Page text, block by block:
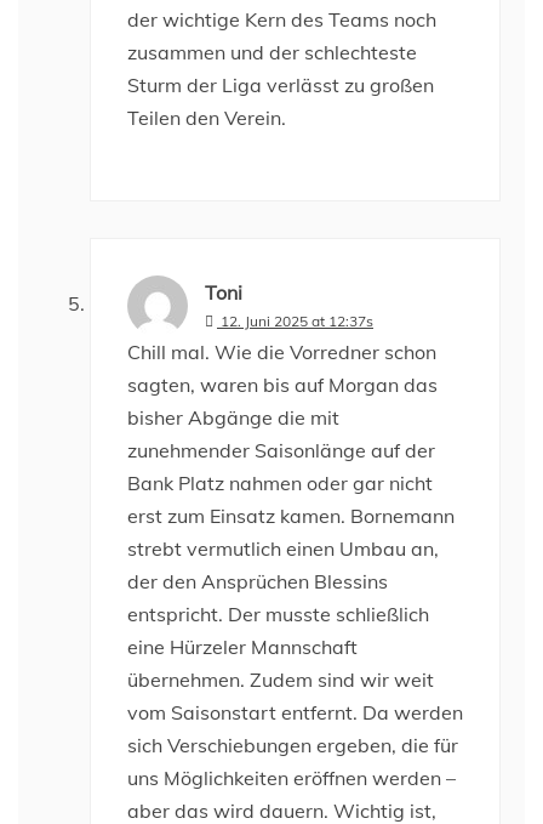
der wichtige Kern des Teams noch
zusammen und der schlechteste
Sturm der Liga verlässt zu großen
Teilen den Verein.
Toni
12. Juni 2025 at 12:37s
Chill mal. Wie die Vorredner schon
sagten, waren bis auf Morgan das
bisher Abgänge die mit
zunehmender Saisonlänge auf der
Bank Platz nahmen oder gar nicht
erst zum Einsatz kamen. Bornemann
strebt vermutlich einen Umbau an,
der den Ansprüchen Blessins
entspricht. Der musste schließlich
eine Hürzeler Mannschaft
übernehmen. Zudem sind wir weit
vom Saisonstart entfernt. Da werden
sich Verschiebungen ergeben, die für
uns Möglichkeiten eröffnen werden –
aber das wird dauern. Wichtig ist,